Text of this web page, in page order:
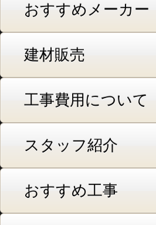
おすすめメーカー
建材販売
工事費用について
スタッフ紹介
おすすめ工事